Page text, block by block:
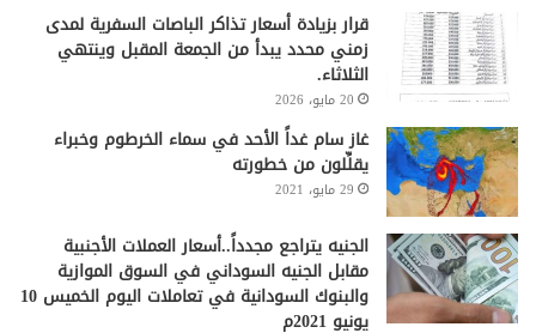
قرار بزيادة أسعار تذاكر الباصات السفرية لمدى
زمني محدد يبدأ من الجمعة المقبل وينتهي
الثلاثاء.
20 مايو، 2026
غاز سام غداً الأحد في سماء الخرطوم وخبراء
يقلِّلون من خطورته
29 مايو، 2021
الجنيه يتراجع مجدداً..أسعار العملات الأجنبية
مقابل الجنيه السوداني في السوق الموازية
والبنوك السودانية في تعاملات اليوم الخميس 10
يونيو 2021م